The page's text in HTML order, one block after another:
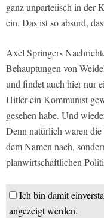
ganz unparteiisch in der
ein. Das ist so absurd,
Axel Springers
Behauptungen von
und findet auch hier nur
Hitler ein Kommunist
gesehen habe. Und
Denn natürlich waren
dem Namen nach,
planwirtschaftlichen
Ich bin damit
angezeigt werden.